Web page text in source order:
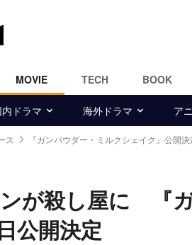
MOVIE TECH BOOK
内ドラマ 海外ドラマ ア
ス 『ガンパウダー・ミルクシェイク』公開決
が殺し屋に 『
公開決定